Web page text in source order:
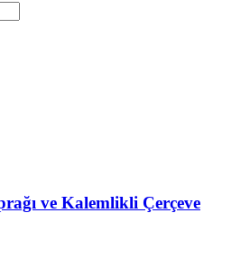
ve Kalemlikli Çerçeve